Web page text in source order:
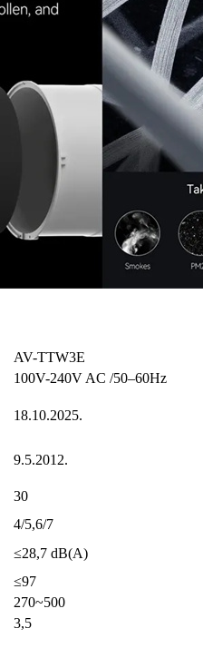
AV-TTW3E
100V-240V AC /50–60Hz
18.10.2025.
9.5.2012.
30
4/5,6/7
≤28,7 dB(A)
≤97
270~500
3,5